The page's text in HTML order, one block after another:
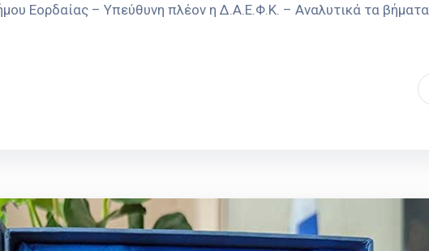
Εορδαίας – Υπεύθυνη πλέον η Δ.Α.Ε.Φ.Κ. – Αναλυτικά τα βήματα